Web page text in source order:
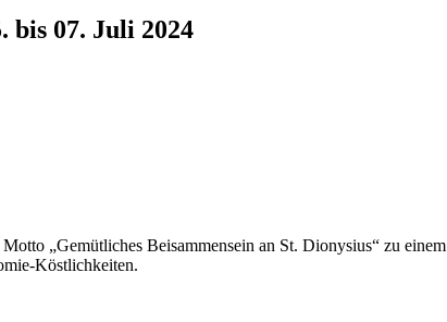
bis 07. Juli 2024
„Gemütliches Beisammensein an St. Dionysius“ zu einem
Köstlichkeiten.